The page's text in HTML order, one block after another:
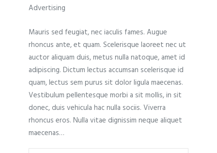
Mauris sed feugiat, nec iaculis fames. Augue
rhoncus ante, et quam. Scelerisque laoreet nec ut
auctor aliquam duis, metus nulla natoque, amet id
adipiscing. Dictum lectus accumsan scelerisque id
quam, lectus sem purus sit dolor ligula maecenas.
Vestibulum pellentesque morbi a sit mollis, in sit
donec, duis vehicula hac nulla sociis. Viverra
rhoncus eros. Nulla vitae dignissim neque aliquet
maecenas…